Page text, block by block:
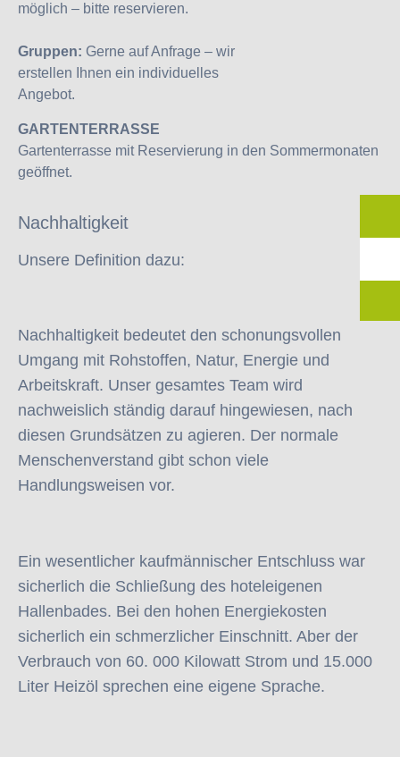
möglich – bitte reservieren.
Gruppen: Gerne auf Anfrage – wir
erstellen Ihnen ein individuelles
Angebot.
GARTENTERRASSE
Gartenterrasse mit Reservierung in den Sommermonaten
geöffnet.
Nachhaltigkeit
Unsere Definition dazu:
Nachhaltigkeit bedeutet den schonungsvollen
Umgang mit Rohstoffen, Natur, Energie und
Arbeitskraft. Unser gesamtes Team wird
nachweislich ständig darauf hingewiesen, nach
diesen Grundsätzen zu agieren. Der normale
Menschenverstand gibt schon viele
Handlungsweisen vor.
Ein wesentlicher kaufmännischer Entschluss war
sicherlich die Schließung des hoteleigenen
Hallenbades. Bei den hohen Energiekosten
sicherlich ein schmerzlicher Einschnitt. Aber der
Verbrauch von 60. 000 Kilowatt Strom und 15.000
Liter Heizöl sprechen eine eigene Sprache.